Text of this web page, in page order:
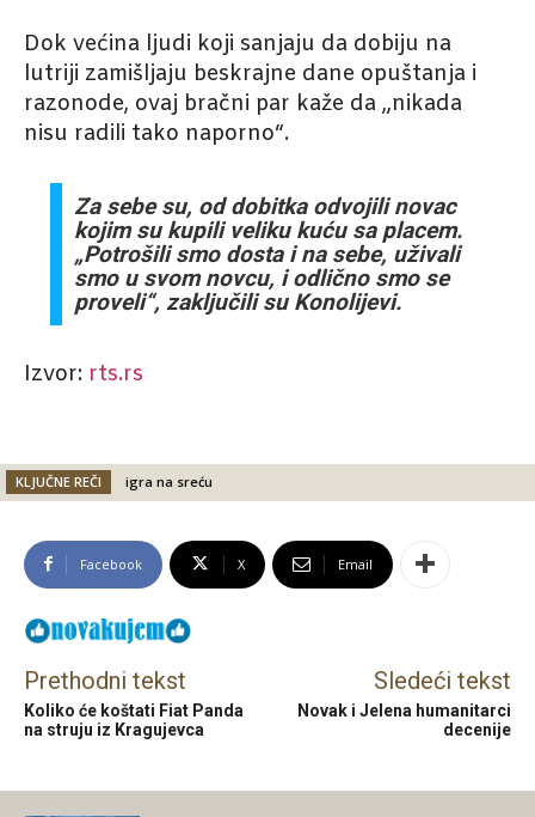
Dok većina ljudi koji sanjaju da dobiju na
lutriji zamišljaju beskrajne dane opuštanja i
razonode, ovaj bračni par kaže da „nikada
nisu radili tako naporno“.
Za sebe su, od dobitka odvojili novac
kojim su kupili veliku kuću sa placem.
„Potrošili smo dosta i na sebe, uživali
smo u svom novcu, i odlično smo se
proveli“, zaključili su Konolijevi.
Izvor: rts.rs
KLJUČNE REČI igra na sreću
Facebook X Email
Prethodni tekst
Koliko će koštati Fiat Panda
na struju iz Kragujevca
Sledeći tekst
Novak i Jelena humanitarci
decenije